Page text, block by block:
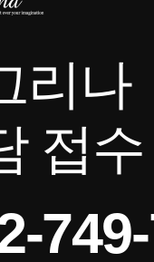
리나
접수